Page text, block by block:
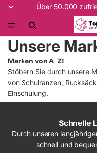
Über 50.000
Unsere
Marken von A-Z!
Stöbern Sie durch unsere
von Schulranzen,
Einschulung.
Schnelle
Durch unseren
schnell und